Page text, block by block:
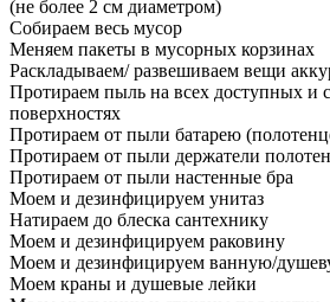
(не более 2 см диаметром)
Собираем весь мусор
Меняем пакеты в мусорных корзинах
Раскладываем/ развешиваем вещи
Протираем пыль на всех доступных и
поверхностях
Протираем от пыли батарею
Протираем от пыли держатели
Протираем от пыли настенные бра
Моем и дезинфицируем унитаз
Натираем до блеска сантехнику
Моем и дезинфицируем раковину
Моем и дезинфицируем ванную/
Моем краны и душевые лейки